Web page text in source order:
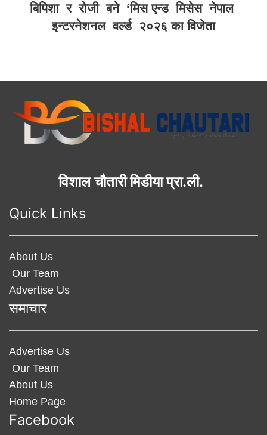
बिपिशा र रोजी बने ‘मिस एन्ड मिसेस नेपाल
इन्टरनेशनल वर्ल्ड २०२६ का विजेता
विशाल चौतारी मिडीया प्रा.ली.
Quick Links
About Us
Our Team
Advertise Us
समाचार
Advertise Us
Our Team
About Us
Home Page
Facebook